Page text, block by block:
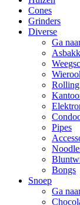
Cones
Grinders
Diverse
Ga
Pipes
Bongs
Snoep
Ga